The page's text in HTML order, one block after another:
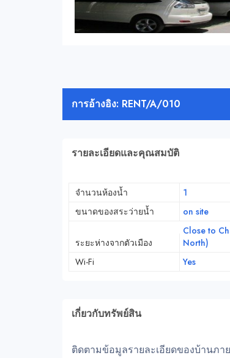
การอ้างอิง: RENT/A/010
รายละเอียดและคุณสมบัติ
จำนวนห้องน้ำ 1
ขนาดของสระว่ายน้ำ
on site
ระยะห่างจากตัวเมือง
Close to
North)
Wi-Fi
Yes
เกี่ยวกับทรัพย์สิน
ติดตามข้อมูลรายละเอียดของบ้านภา